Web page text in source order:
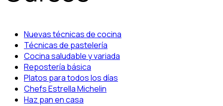
Nuevas técnicas de cocina
Técnicas de pastelería
Cocina saludable y variada
Repostería básica
Platos para todos los días
Chefs Estrella Michelin
Haz pan en casa